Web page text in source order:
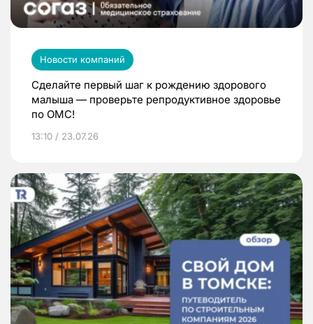
Новости компаний
Сделайте первый шаг к рождению здорового
малыша — проверьте репродуктивное здоровье
по ОМС!
13:10 / 23.07.26